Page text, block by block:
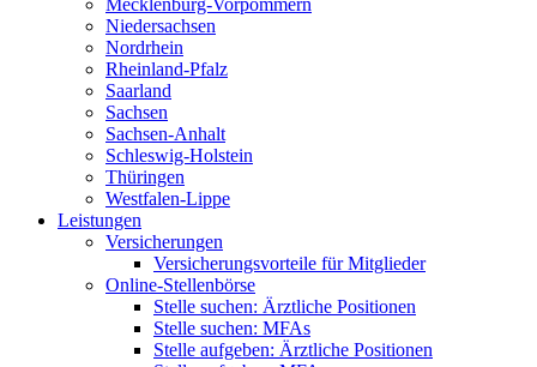
Mecklenburg-Vorpommern
Niedersachsen
Nordrhein
Rheinland-Pfalz
Saarland
Sachsen
Sachsen-Anhalt
Schleswig-Holstein
Thüringen
Westfalen-Lippe
Leistungen
Versicherungen
Versicherungsvorteile für Mitglieder
Online-Stellenbörse
Stelle suchen: Ärztliche Positionen
Stelle suchen: MFAs
Stelle aufgeben: Ärztliche Positionen